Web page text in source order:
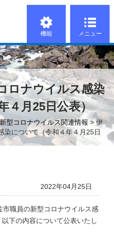
機能 メニュー
ロナウイルス感染
４月25日公表）
新型コロナウイルス関連情報 > 伊
染について（令和４年４月25日
2022年04月25日
職員の新型コロナウイルス感
下の内容について公表いたし